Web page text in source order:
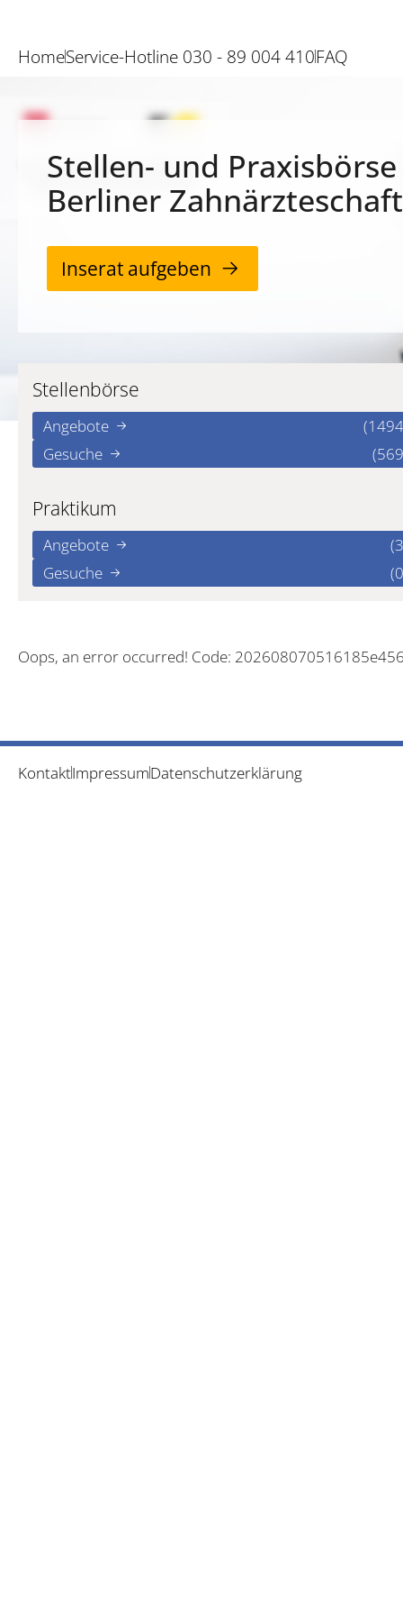
HomeService-Hotline 030 - 89 004 410FAQ
Stellen- und
Berliner Zahnärzteschaft
Inserat aufgeben
Stellenbörse
Angebote
Gesuche
Praktikum
Angebote
Gesuche
Oops, an error occurred! Code:
KontaktImpressumDatenschutzerklärung